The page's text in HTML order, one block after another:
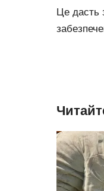
Це дасть